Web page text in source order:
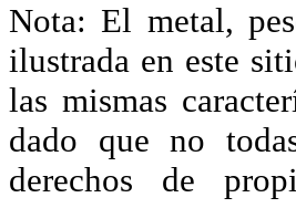
Nota: El metal,
ilustrada en este
las mismas
dado que no
derechos de